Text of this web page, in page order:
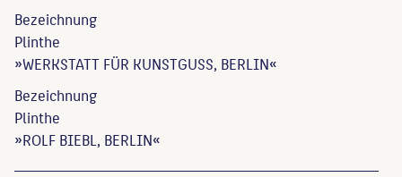
Bezeichnung
Plinthe
»WERKSTATT FÜR KUNSTGUSS, BERLIN«
Bezeichnung
Plinthe
»ROLF BIEBL, BERLIN«